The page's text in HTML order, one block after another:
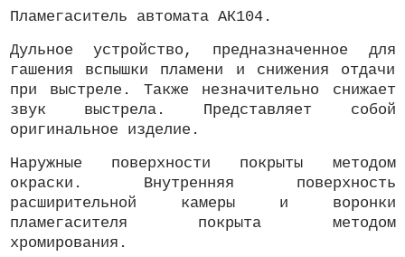
Пламегаситель автомата АК104.
Дульное устройство, предназначенное для
гашения вспышки пламени и снижения отдачи
при выстреле. Также незначительно снижает
звук выстрела. Представляет собой
оригинальное изделие.
Наружные поверхности покрыты методом
окраски. Внутренняя поверхность
расширительной камеры и воронки
пламегасителя покрыта методом
хромирования.